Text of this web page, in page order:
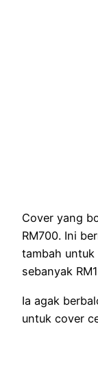
Cover yang
RM700. Ini
tambah untuk
sebanyak
Ia agak
untuk cover